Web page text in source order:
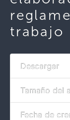
trabajo
Descargar
Tamaño del
Fecha de